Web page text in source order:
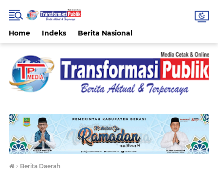
Home Indeks Berita Nasional
› Berita Daerah